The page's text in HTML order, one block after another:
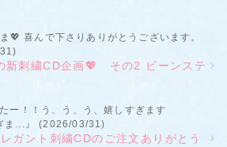
喜んで下さりありがとうございます。
新刺繍CD企画💖 その2 ビーンステ
ー！！う、う、う、嬉しすぎます
...』 (2026/03/31)
ガント刺繍CDのご注文ありがとう